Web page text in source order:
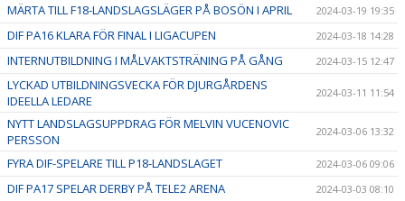
MÄRTA TILL F18-LANDSLAGSLÄGER PÅ BOSÖN I APRIL 2024-03-19 19:35
DIF PA16 KLARA FÖR FINAL I LIGACUPEN 2024-03-18 14:28
INTERNUTBILDNING I MÅLVAKTSTRÄNING PÅ GÅNG 2024-03-15 12:47
LYCKAD UTBILDNINGSVECKA FÖR DJURGÅRDENS
IDEELLA LEDARE
2024-03-11 11:54
NYTT LANDSLAGSUPPDRAG FÖR MELVIN VUCENOVIC
PERSSON
2024-03-06 13:32
FYRA DIF-SPELARE TILL P18-LANDSLAGET 2024-03-06 09:06
DIF PA17 SPELAR DERBY PÅ TELE2 ARENA 2024-03-03 08:10